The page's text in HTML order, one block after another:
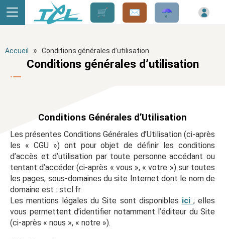
Accueil » Conditions générales d’utilisation
Conditions générales d’utilisation
Conditions Générales d’Utilisation
Les présentes Conditions Générales d’Utilisation (ci-après
les « CGU ») ont pour objet de définir les conditions
d’accès et d’utilisation par toute personne accédant ou
tentant d’accéder (ci-après « vous », « votre ») sur toutes
les pages, sous-domaines du site Internet dont le nom de
domaine est : stcl.fr.
Les mentions légales du Site sont disponibles ici ; elles
vous permettent d’identifier notamment l’éditeur du Site
(ci-après « nous », « notre »).
Panneau de gestion des cookies